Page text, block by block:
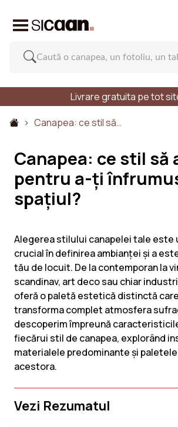
Livrare gratuita pe tot
Canapea: ce stil să…
Canapea: ce stil să
pentru a-ți
spațiul?
Alegerea stilului canapelei tale este
crucial în definirea ambianței și a
tău de locuit. De la contemporan la
scandinav, art deco sau chiar
oferă o paletă estetică distinctă
transforma complet atmosfera
descoperim împreună
fiecărui stil de canapea, explorând
materialele predominante și
acestora.
Vezi Rezumatul